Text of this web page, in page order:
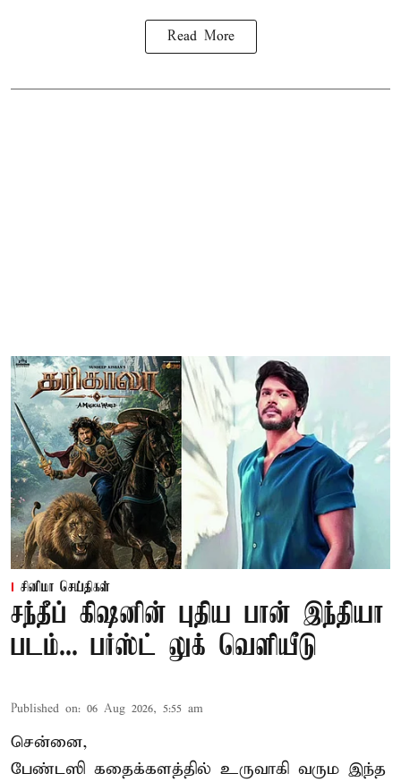
Read More
சினிமா செய்திகள்
சந்தீப் கிஷனின் புதிய பான் இந்தியா
படம்... பர்ஸ்ட் லுக் வெளியீடு
Published on: 06 Aug 2026, 5:55 am
சென்னை,
பேண்டஸி கதைக்களத்தில் உருவாகி வரும இந்த